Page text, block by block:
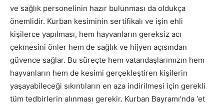
ve sağlık personelinin hazır bulunması da oldukça
önemlidir. Kurban kesiminin sertifikalı ve işin ehli
kişilerce yapılması, hem hayvanların gereksiz acı
çekmesini önler hem de sağlık ve hijyen açısından
güvence sağlar. Bu süreçte hem vatandaşlarımızın hem
hayvanların hem de kesimi gerçekleştiren kişilerin
yaşayabileceği sıkıntıların en aza indirilmesi için gerekli
tüm tedbirlerin alınması gerekir. Kurban Bayramı’nda ‘et